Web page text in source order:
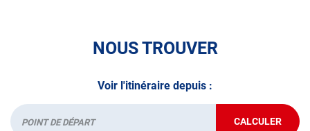
NOUS TROUVER
Voir l'itinéraire depuis :
Départ CALCULER
JUSQU'AU